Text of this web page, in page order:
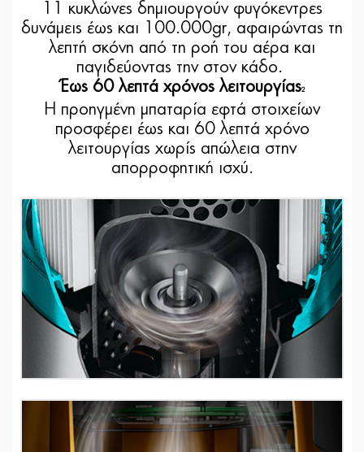
11 κυκλώνες δημιουργούν φυγόκεντρες
δυνάμεις έως και 100.000gr, αφαιρώντας τη
λεπτή σκόνη από τη ροή του αέρα και
παγιδεύοντας την στον κάδο.
Έως 60 λεπτά χρόνος λειτουργίας2
Η προηγμένη μπαταρία εφτά στοιχείων
προσφέρει έως και 60 λεπτά χρόνο
λειτουργίας χωρίς απώλεια στην
απορροφητική ισχύ.